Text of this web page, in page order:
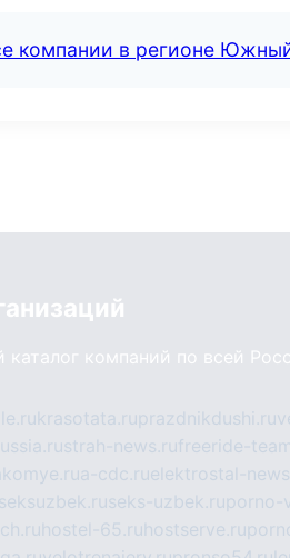
компании в регионе
каталог компаний по всей
krasotata.ruprazdnikdushi.ru
strah-news.rufreeride-
a-cdc.ruelektrostal-
seksuzbek.ruseks-uzbek.ruporno-
hostel-65.ru hostserve.ru